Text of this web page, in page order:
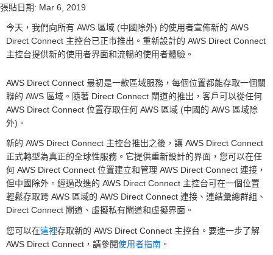
張貼日期: Mar 6, 2019
今天，我們向所有 AWS 區域 (中國除外) 的使用者宣佈新的 AWS
Direct Connect 主控台已正市推出。重新設計的 AWS Direct Connect
主控台提供新的使用者界面和流暢的使用者體驗。
AWS Direct Connect 最初是一款區域服務，每個位置都能存取一個關
聯的 AWS 區域。隨著 Direct Connect 閘道的推出，客戶可以從任何
AWS Direct Connect 位置存取任何 AWS 區域 (中國的 AWS 區域除
外)。
新的 AWS Direct Connect 主控台推出之後，讓 AWS Direct Connect
正式轉型為真正的全球性服務。它提供重新設計的界面，您可以在任
何 AWS Direct Connect 位置建立和管理 AWS Direct Connect 連接，
但中國除外。經過改進的 AWS Direct Connect 主控台可在一個位置
輕鬆存取跨 AWS 區域的 AWS Direct Connect 連接、連結彙總群組、
Direct Connect 閘道、虛擬私有閘道和虛擬界面。
您可以在這裡存取新的 AWS Direct Connect 主控台。要進一步了解
AWS Direct Connect，請參閱使用者指南 。